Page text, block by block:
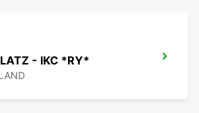
- IKC *RY*